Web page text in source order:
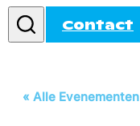
Contact
« Alle Evenementen